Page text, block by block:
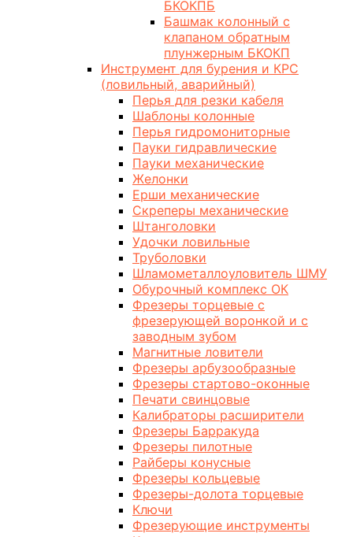
БКОКПБ
Башмак колонный с
клапаном обратным
плунжерным БКОКП
Инструмент для бурения и КРС
(ловильный, аварийный)
Перья для резки кабеля
Шаблоны колонные
Перья гидромониторные
Пауки гидравлические
Пауки механические
Желонки
Ерши механические
Скреперы механические
Штанголовки
Удочки ловильные
Труболовки
Шламометаллоуловитель ШМУ
Обурочный комплекс ОК
Фрезеры торцевые с
фрезерующей воронкой и с
заводным зубом
Магнитные ловители
Фрезеры арбузообразные
Фрезеры стартово-оконные
Печати свинцовые
Калибраторы расширители
Фрезеры Барракуда
Фрезеры пилотные
Райберы конусные
Фрезеры кольцевые
Фрезеры-долота торцевые
Ключи
Фрезерующие инструменты